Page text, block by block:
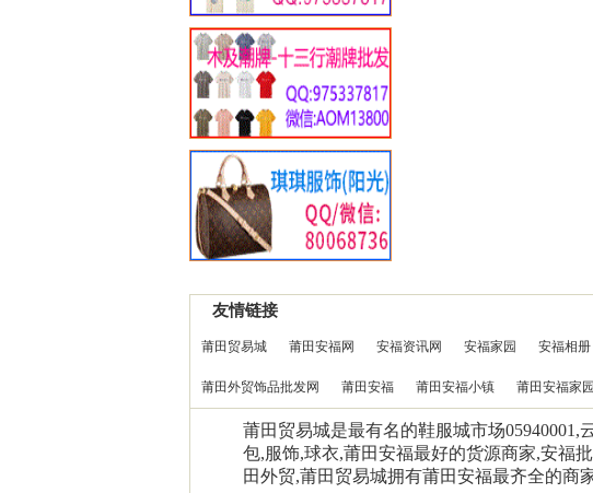
友情链接
莆田贸易城 莆田安福网 安福资讯网 安福家园 安福相册
莆田外贸饰品批发网 莆田安福 莆田安福小镇 莆田安福家园
莆田贸易城是最有名的鞋服城市场
包,服饰,球衣,莆田安福最好的货源商家,安福
田外贸,莆田贸易城拥有莆田安福最齐全的商